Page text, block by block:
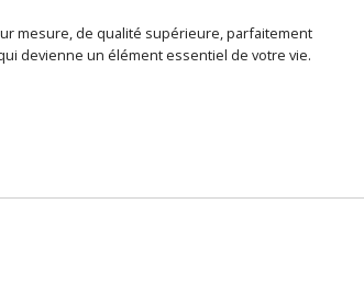
mesure, de qualité supérieure, parfaitement
devienne un élément essentiel de votre vie.